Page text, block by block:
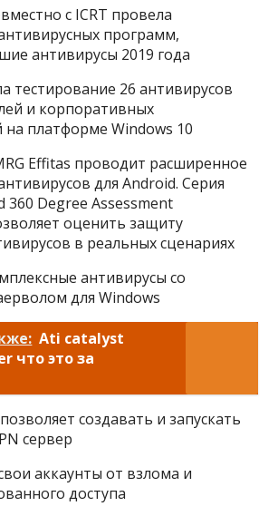
с ICRT провела
программ,
антивирусы 2019 года
тестирование 26 антивирусов
и корпоративных
на платформе Windows 10
Effitas проводит расширенное
для Android. Серия
360 Degree Assessment
оценить защиту
в реальных сценариях
антивирусы со
для Windows
Ati catalyst
что это за
создавать и запускать
сервер
аккаунты от взлома и
доступа